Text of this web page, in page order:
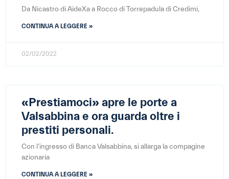
Da Nicastro di AideXa a Rocco di Torrepadula di Credimi,
CONTINUA A LEGGERE »
02/02/2022
«Prestiamoci» apre le porte a
Valsabbina e ora guarda oltre i
prestiti personali.
Con l’ingresso di Banca Valsabbina, si allarga la compagine
azionaria
CONTINUA A LEGGERE »